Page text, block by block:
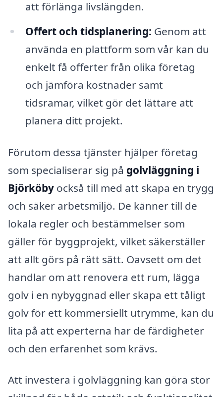
att förlänga livslängden.
Offert och tidsplanering: Genom att
använda en plattform som vår kan du
enkelt få offerter från olika företag
och jämföra kostnader samt
tidsramar, vilket gör det lättare att
planera ditt projekt.
Förutom dessa tjänster hjälper företag
som specialiserar sig på golvläggning i
Björköby också till med att skapa en trygg
och säker arbetsmiljö. De känner till de
lokala regler och bestämmelser som
gäller för byggprojekt, vilket säkerställer
att allt görs på rätt sätt. Oavsett om det
handlar om att renovera ett rum, lägga
golv i en nybyggnad eller skapa ett tåligt
golv för ett kommersiellt utrymme, kan du
lita på att experterna har de färdigheter
och den erfarenhet som krävs.
Att investera i golvläggning kan göra stor